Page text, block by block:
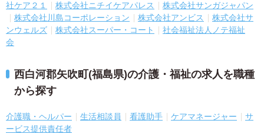
社ケア２１
株式会社ニチイケアパレス
株式会社サンガジャパン
株式会社川島コーポレーション
株式会社アンビス
株式会社サ
ンウェルズ
株式会社スーパー・コート
社会福祉法人ノテ福祉
会
西白河郡矢吹町(福島県)の介護・福祉の求人を職種
から探す
介護職・ヘルパー 生活相談員 看護助手 ケアマネージャー
サ
ービス提供責任者